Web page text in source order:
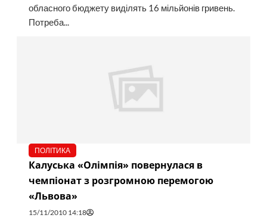
обласного бюджету виділять 16 мільйонів гривень.
Потреба...
ПОЛІТИКА
Калуська «Олімпія» повернулася в
чемпіонат з розгромною перемогою
«Львова»
15/11/2010 14:18